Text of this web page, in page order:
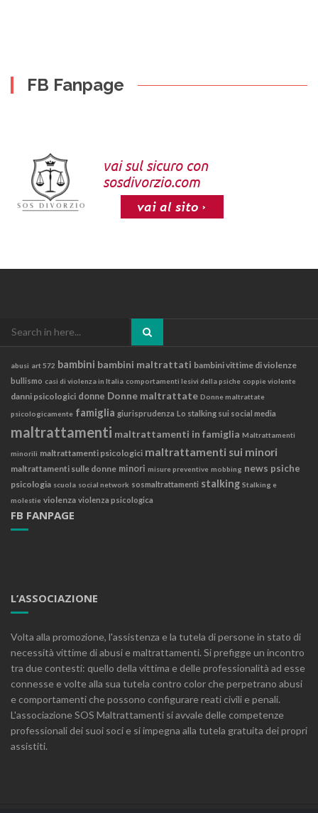
FB Fanpage
abusi art 572 bambini bambini maltrattati bambini vittime di violenze
bullismo casi di violenza in Italia comportamenti lesivi della psiche coppie violente
danni psicologici donne Donne maltrattate Donne maltrattate
psicologicamente famiglia giurisprudenza Lo stalking sui social media
maltrattamenti maltrattamenti in famiglia Maltrattamenti
minorili maltrattamenti psicologici maltrattamenti sui minori
maltrattamenti sulle donne minori misure preventive mobbing news psiche
psicologia scuola social network sosmaltrattamenti stalking Stalking e
molestie violenza violenza psicologica
FB FANPAGE
L’ASSOCIAZIONE
Volta alla promozione, l'assistenza e la tutela di persone in stato di
necessità vittime di abusi e maltrattamenti. Si prefigge un incontro
tra due contesti: quello della vittima e delle professionalità ad esse
connesse e volte alla sua tutela contro color che perpetrano abusi
e comportamenti che possono configurare reati civili e penali.
L'associazione SOS Maltrattamenti si avvale delle competenze
professionali dei suoi soci e si impegna alla tutela gratuita dei propri
assistiti.